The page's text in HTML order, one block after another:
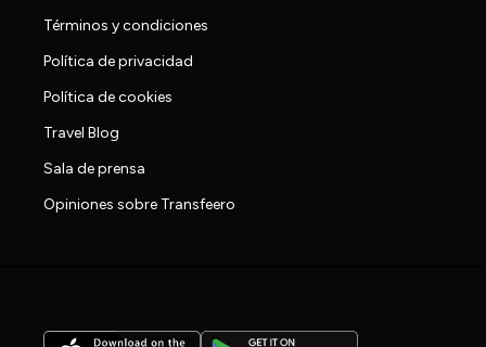
Términos y condiciones
Política de privacidad
Política de cookies
Travel Blog
Sala de prensa
Opiniones sobre Transfeero